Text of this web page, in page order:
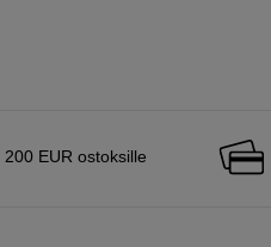
EUR ostoksille